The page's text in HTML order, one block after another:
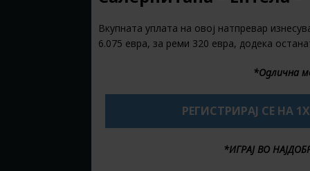
Вкупната уплата на овој натпревар
6.075 евра, за реми 320 евра, додека
*Одлична
РЕГИСТРИРАЈ СЕ НА
*ИГРАЈ ВО